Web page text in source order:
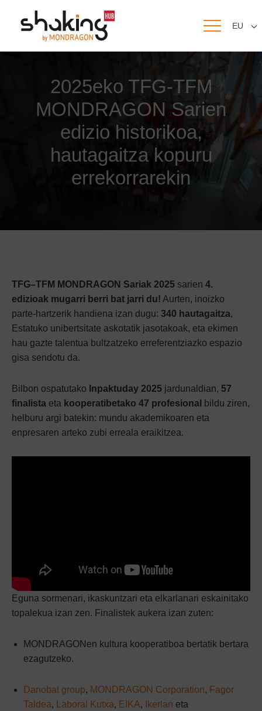
EU
2025eko TFG-TFM
MONDRAGON Sarien
edizio historikoa,
hautagaitza kopuru
errekorrarekin
TFG–TFM MONDRAGON Sariak 2025 sarien 4.
edizioak mugarri berri bat jarri du! Aurten, inoizko
parte-hartzerik handiena izan dugu: 340 hautagaitza,
Estatuko unibertsitate askotatik jasotakoak, eta ekimen
hau gazte talentua bultzatzeko erreferentziazko espazio
gisa sendotu da.
Bilbon ospatutako Inpaktuday 2025 jardunaldian, 57
finalista eta kooperatibetako 47 profesional bildu ziren,
helburu argi batekin: mundu akademikoaren eta
enpresaren arteko zubi erreala eraikitzea.
Eguna sormenari, ikaskuntzari eta elkarlanari eskainitako
topalekua izan zen. Finalistek aukera izan zuten:
MONDRAGONen kultura kooperatiboa bertatik bertara
ezagutzeko.
Danobat group, MONDRAGON Corporation, Fagor
Taldea, Laboral Kutxa, EIKA, Ikerlan eta